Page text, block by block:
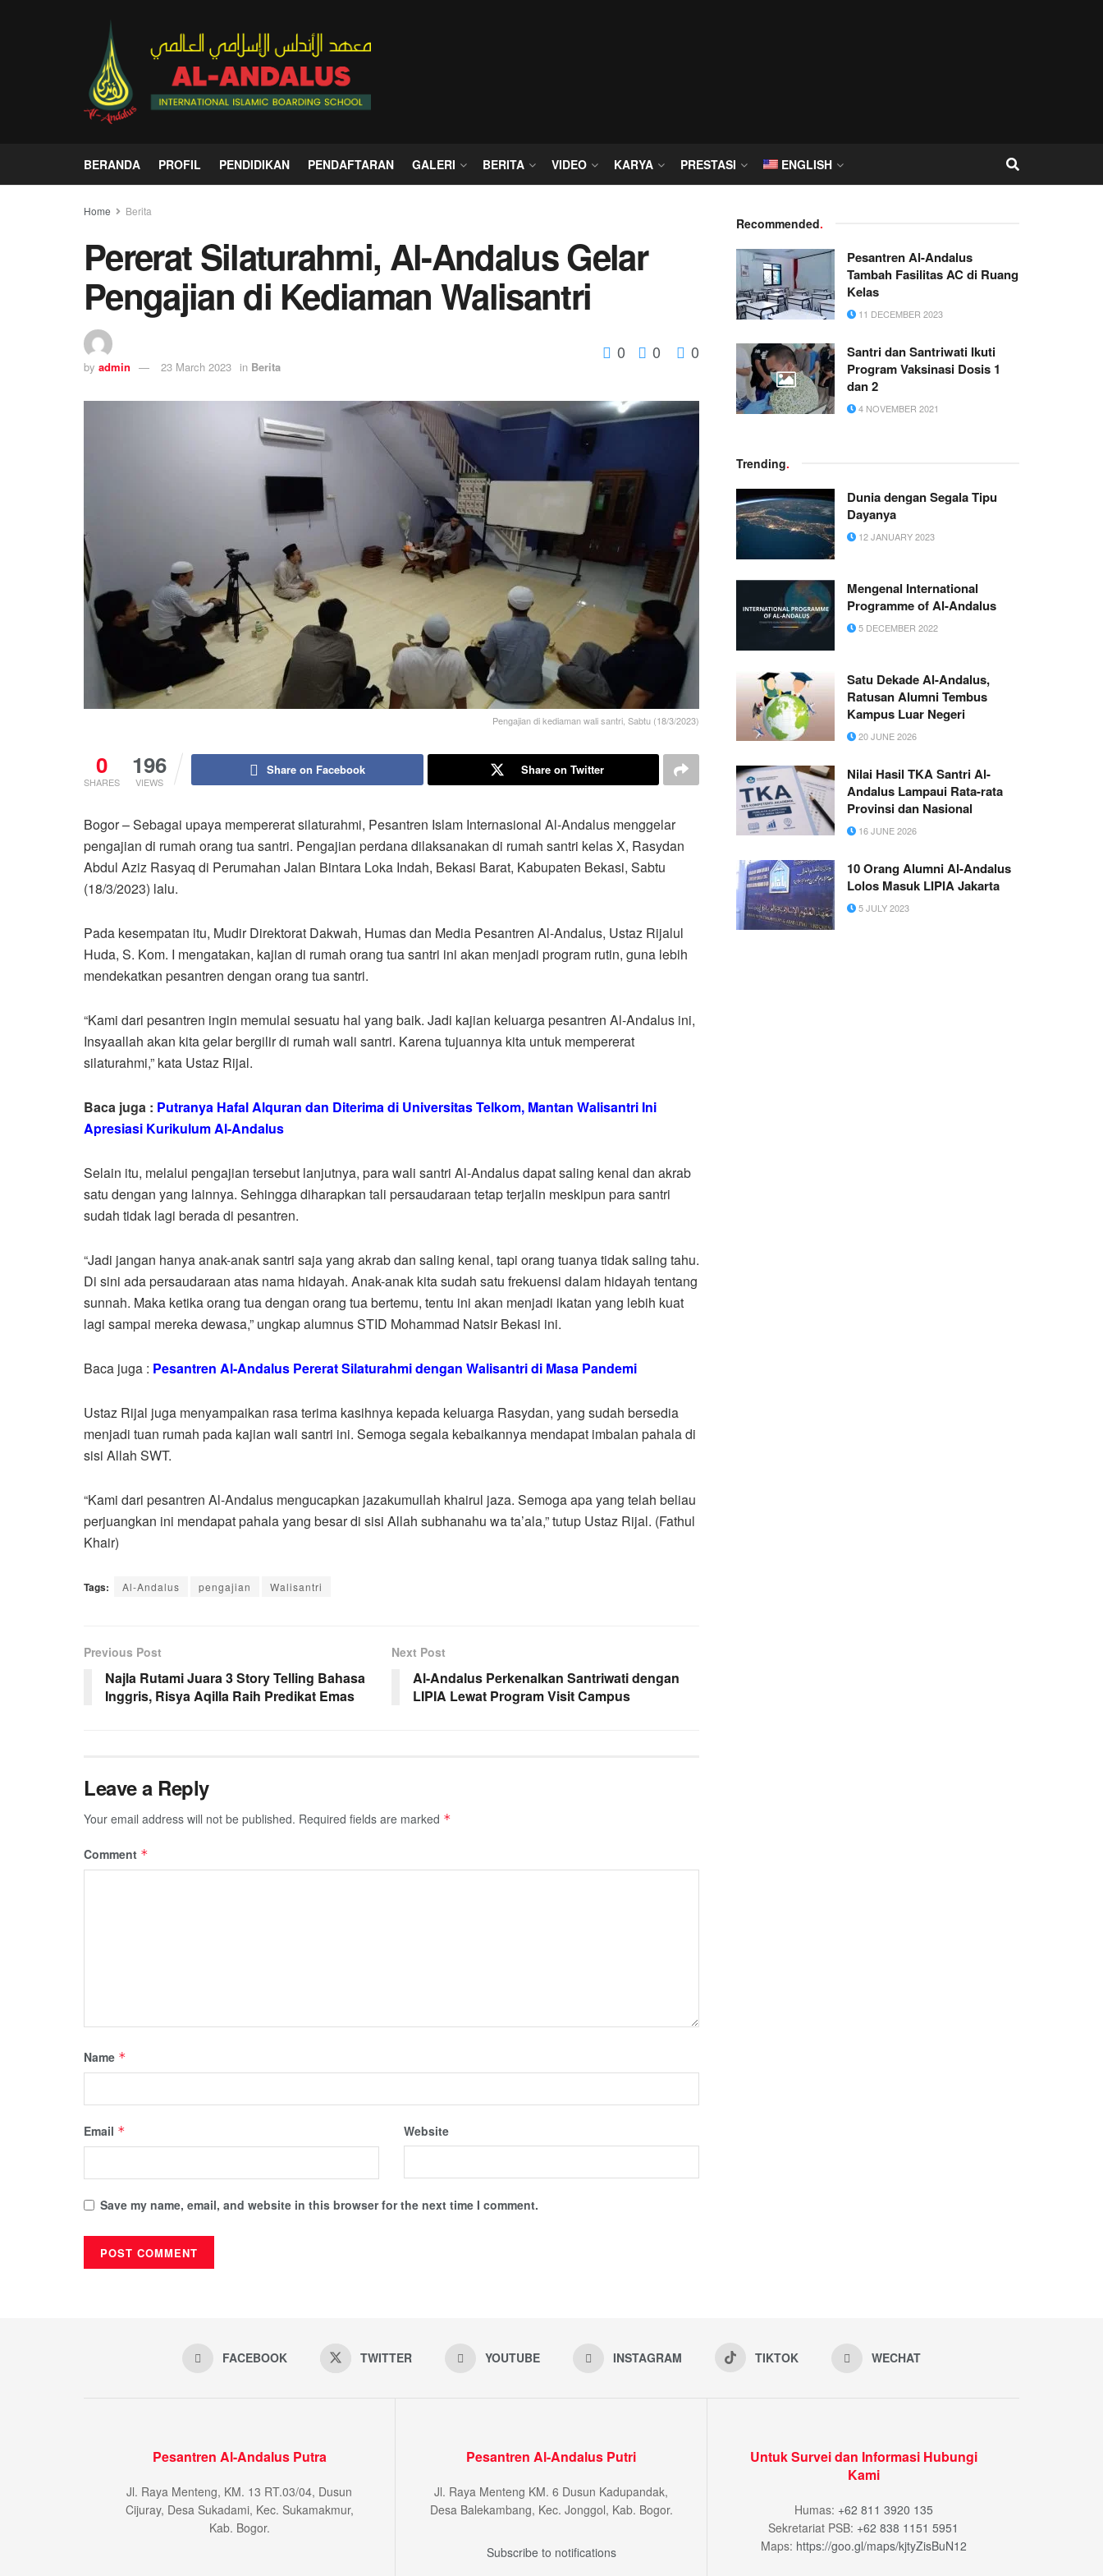
BERANDA PROFIL PENDIDIKAN PENDAFTARAN GALERI BERITA VIDEO KARYA PRESTASI ENGLISH
Home Berita
Pererat Silaturahmi, Al-Andalus Gelar
Pengajian di Kediaman Walisantri
by admin 23 March 2023 in Berita
0 0 0
Pengajian di kediaman wali santri, Sabtu (18/3/2023)
0
SHARES
196
VIEWS
Share on Facebook Share on Twitter
Bogor – Sebagai upaya mempererat silaturahmi, Pesantren Islam Internasional Al-Andalus menggelar
pengajian di rumah orang tua santri. Pengajian perdana dilaksanakan di rumah santri kelas X, Rasydan
Abdul Aziz Rasyaq di Perumahan Jalan Bintara Loka Indah, Bekasi Barat, Kabupaten Bekasi, Sabtu
(18/3/2023) lalu.
Pada kesempatan itu, Mudir Direktorat Dakwah, Humas dan Media Pesantren Al-Andalus, Ustaz Rijalul
Huda, S. Kom. I mengatakan, kajian di rumah orang tua santri ini akan menjadi program rutin, guna lebih
mendekatkan pesantren dengan orang tua santri.
“Kami dari pesantren ingin memulai sesuatu hal yang baik. Jadi kajian keluarga pesantren Al-Andalus ini,
Insyaallah akan kita gelar bergilir di rumah wali santri. Karena tujuannya kita untuk mempererat
silaturahmi,” kata Ustaz Rijal.
Baca juga : Putranya Hafal Alquran dan Diterima di Universitas Telkom, Mantan Walisantri Ini
Apresiasi Kurikulum Al-Andalus
Selain itu, melalui pengajian tersebut lanjutnya, para wali santri Al-Andalus dapat saling kenal dan akrab
satu dengan yang lainnya. Sehingga diharapkan tali persaudaraan tetap terjalin meskipun para santri
sudah tidak lagi berada di pesantren.
“Jadi jangan hanya anak-anak santri saja yang akrab dan saling kenal, tapi orang tuanya tidak saling tahu.
Di sini ada persaudaraan atas nama hidayah. Anak-anak kita sudah satu frekuensi dalam hidayah tentang
sunnah. Maka ketika orang tua dengan orang tua bertemu, tentu ini akan menjadi ikatan yang lebih kuat
lagi sampai mereka dewasa,” ungkap alumnus STID Mohammad Natsir Bekasi ini.
Baca juga : Pesantren Al-Andalus Pererat Silaturahmi dengan Walisantri di Masa Pandemi
Ustaz Rijal juga menyampaikan rasa terima kasihnya kepada keluarga Rasydan, yang sudah bersedia
menjadi tuan rumah pada kajian wali santri ini. Semoga segala kebaikannya mendapat imbalan pahala di
sisi Allah SWT.
“Kami dari pesantren Al-Andalus mengucapkan jazakumullah khairul jaza. Semoga apa yang telah beliau
perjuangkan ini mendapat pahala yang besar di sisi Allah subhanahu wa ta’ala,” tutup Ustaz Rijal. (Fathul
Khair)
Tags: Al-Andalus pengajian Walisantri
Previous Post
Najla Rutami Juara 3 Story Telling Bahasa
Inggris, Risya Aqilla Raih Predikat Emas
Next Post
Al-Andalus Perkenalkan Santriwati dengan
LIPIA Lewat Program Visit Campus
Leave a Reply
Your email address will not be published. Required fields are marked *
Comment *
Name *
Email * Website
Save my name, email, and website in this browser for the next time I comment.
Recommended.
Pesantren Al-Andalus
Tambah Fasilitas AC di Ruang
Kelas
11 DECEMBER 2023
Santri dan Santriwati Ikuti
Program Vaksinasi Dosis 1
dan 2
4 NOVEMBER 2021
Trending.
Dunia dengan Segala Tipu
Dayanya
12 JANUARY 2023
Mengenal International
Programme of Al-Andalus
5 DECEMBER 2022
Satu Dekade Al-Andalus,
Ratusan Alumni Tembus
Kampus Luar Negeri
20 JUNE 2026
Nilai Hasil TKA Santri Al-
Andalus Lampaui Rata-rata
Provinsi dan Nasional
16 JUNE 2026
10 Orang Alumni Al-Andalus
Lolos Masuk LIPIA Jakarta
5 JULY 2023
FACEBOOK TWITTER YOUTUBE INSTAGRAM TIKTOK WECHAT
Pesantren Al-Andalus Putra
Jl. Raya Menteng, KM. 13 RT.03/04, Dusun
Cijuray, Desa Sukadami, Kec. Sukamakmur,
Kab. Bogor.
Pesantren Al-Andalus Putri
Jl. Raya Menteng KM. 6 Dusun Kadupandak,
Desa Balekambang, Kec. Jonggol, Kab. Bogor.
Subscribe to notifications
Untuk Survei dan Informasi Hubungi
Kami
Humas: +62 811 3920 135
Sekretariat PSB: +62 838 1151 5951
Maps: https://goo.gl/maps/kjtyZisBuN12